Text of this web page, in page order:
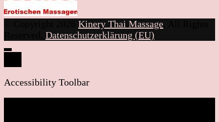
Kinery Thai Massage
Datenschutzerklärung (EU)
Accessibility Toolbar